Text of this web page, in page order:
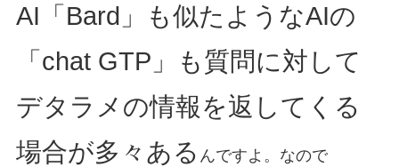
AI「Bard」も似たようなAIの
「chat GTP」も質問に対して
デタラメの情報を返してくる
場合が多々ある んですよ。なので